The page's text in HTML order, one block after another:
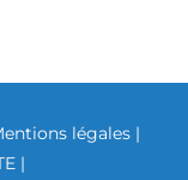
légales |
|